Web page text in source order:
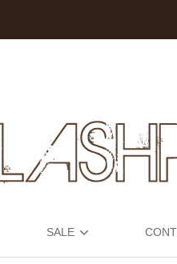
SALE